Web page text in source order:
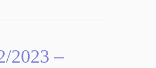
2023 –